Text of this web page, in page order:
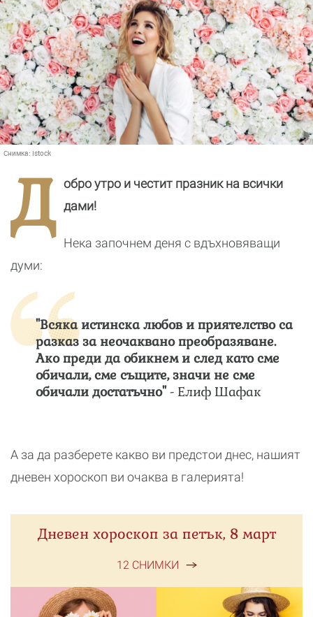
Снимка: Istock
Д
обро утро и честит празник на всички
дами!
Нека започнем деня с вдъхновяващи
думи:
"Всяка истинска любов и приятелство са
разказ за неочаквано преобразяване.
Ако преди да обикнем и след като сме
обичали, сме същите, значи не сме
обичали достатъчно"- Елиф Шафак
А за да разберете какво ви предстои днес, нашият
дневен хороскоп ви очаква в галерията!
Дневен хороскоп за петък, 8 март
12 СНИМКИ